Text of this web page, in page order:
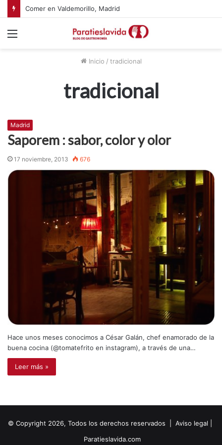
Comer en Valdemorillo, Madrid
Inicio / tradicional
tradicional
Madrid
Saporem : sabor, color y olor
17 noviembre, 2013 676
Hace unos meses conocimos a César Galán, chef enamorado de la
buena cocina (@tomatefrito en instagram), a través de una…
Leer más »
© Copyright 2026, Todos los derechos reservados | Aviso legal
Paratieslavida.com